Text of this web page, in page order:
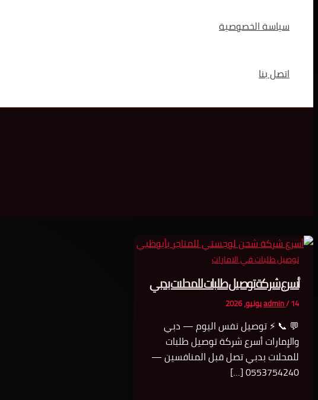
سياسة الخصوصية
اتصل بنا
توصيل طلبات في الامارات
أسرع شركة توصيل طلبات للمحلات بدبي
admin/14 يونيو، 2026
💬 📞 ⚡ توصيل نفس اليوم — دبي
والإمارات أسرع شركة توصيل طلبات
للمحلات بدبي تصل قبل المنافسين —
0553754240 […]